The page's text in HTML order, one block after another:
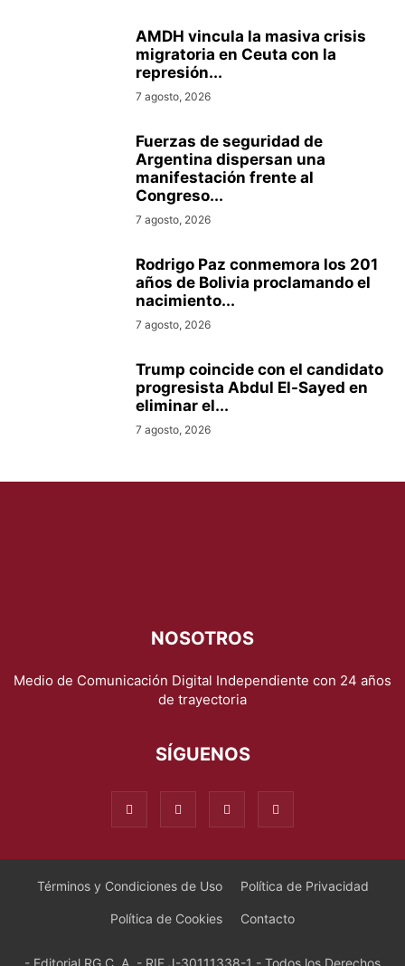
AMDH vincula la masiva crisis
migratoria en Ceuta con la
represión...
7 agosto, 2026
Fuerzas de seguridad de
Argentina dispersan una
manifestación frente al
Congreso...
7 agosto, 2026
Rodrigo Paz conmemora los 201
años de Bolivia proclamando el
nacimiento...
7 agosto, 2026
Trump coincide con el candidato
progresista Abdul El-Sayed en
eliminar el...
7 agosto, 2026
NOSOTROS
Medio de Comunicación Digital Independiente con 24 años
de trayectoria
SÍGUENOS
Términos y Condiciones de Uso Política de Privacidad
Política de Cookies Contacto
- Editorial RG C. A. - RIF J-30111338-1 - Todos los Derechos